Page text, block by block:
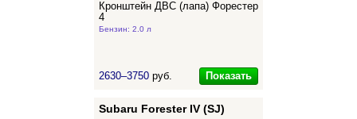
Кронштейн ДВС (лапа) Форестер
4
Бензин: 2.0 л
2630–3750 руб. Показать
Subaru Forester IV (SJ)